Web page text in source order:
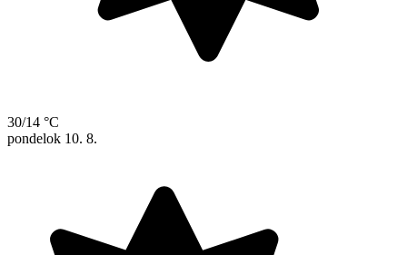
30/14 °C
pondelok 10. 8.